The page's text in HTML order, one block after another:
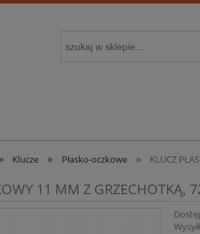
» Klucze » Płasko-oczkowe » KLUCZ
11 MM Z GRZECHOTKĄ,